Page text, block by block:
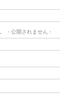
- 公開されません -